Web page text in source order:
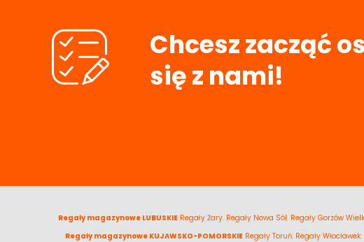
Chcesz zacząć
się z nami!
Regały magazynowe LUBUSKIE Regały Żary Regały Nowa Sól Regały Gorzów
Regały magazynowe KUJAWSKO-POMORSKIE Regały Toruń Regały Włocławek